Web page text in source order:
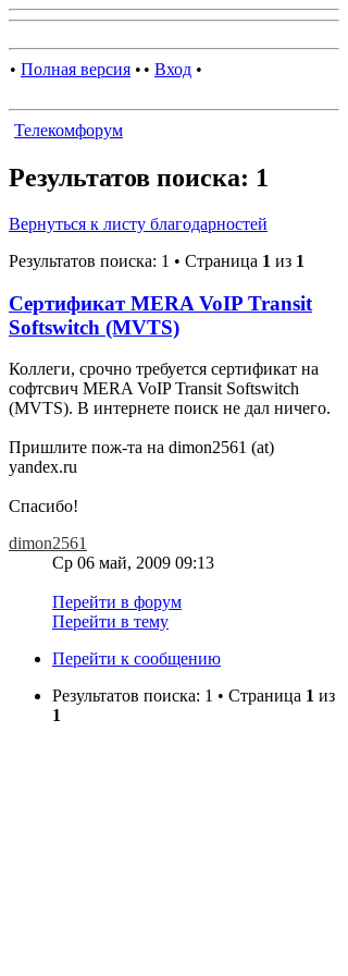
• Полная версия • • Вход •
Телекомфорум
Результатов поиска: 1
Вернуться к листу благодарностей
Результатов поиска: 1 • Страница 1 из 1
Сертификат MERA VoIP Transit
Softswitch (MVTS)
Коллеги, срочно требуется сертификат на
софтсвич MERA VoIP Transit Softswitch
(MVTS). В интернете поиск не дал ничего.
Пришлите пож-та на dimon2561 (at)
yandex.ru
Спасибо!
dimon2561
Ср 06 май, 2009 09:13
Перейти в форум
Перейти в тему
Перейти к сообщению
Результатов поиска: 1 • Страница 1 из
1